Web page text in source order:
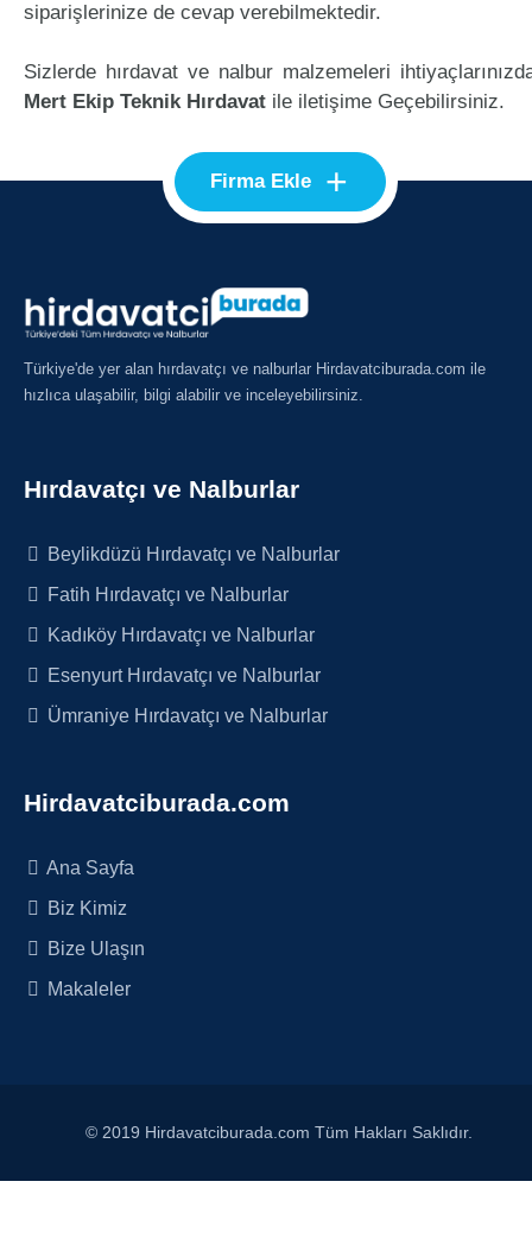
siparişlerinize de cevap verebilmektedir.
Sizlerde hırdavat ve nalbur malzemeleri
Mert Ekip Teknik Hırdavat ile iletişime Geçebilirsiniz.
Firma Ekle +
Türkiye'de yer alan hırdavatçı ve nalburlar Hirdavatciburada.com ile
hızlıca ulaşabilir, bilgi alabilir ve inceleyebilirsiniz.
Hırdavatçı ve Nalburlar
Beylikdüzü Hırdavatçı ve Nalburlar
Fatih Hırdavatçı ve Nalburlar
Kadıköy Hırdavatçı ve Nalburlar
Esenyurt Hırdavatçı ve Nalburlar
Ümraniye Hırdavatçı ve Nalburlar
Hirdavatciburada.com
Ana Sayfa
Biz Kimiz
Bize Ulaşın
Makaleler
© 2019 Hirdavatciburada.com Tüm Hakları Saklıdır.